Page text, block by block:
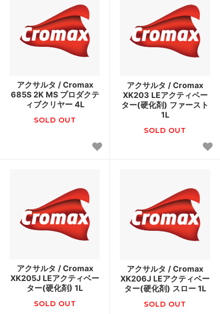
アクサルタ / Cromax
685S 2K MS プロダクテ
ィブクリヤー 4L
SOLD OUT
アクサルタ / Cromax
XK203 LEアクティベー
ター(硬化剤) ファースト
1L
SOLD OUT
アクサルタ / Cromax
XK205J LEアクティベー
ター(硬化剤) 1L
SOLD OUT
アクサルタ / Cromax
XK206J LEアクティベー
ター(硬化剤) スロー 1L
SOLD OUT